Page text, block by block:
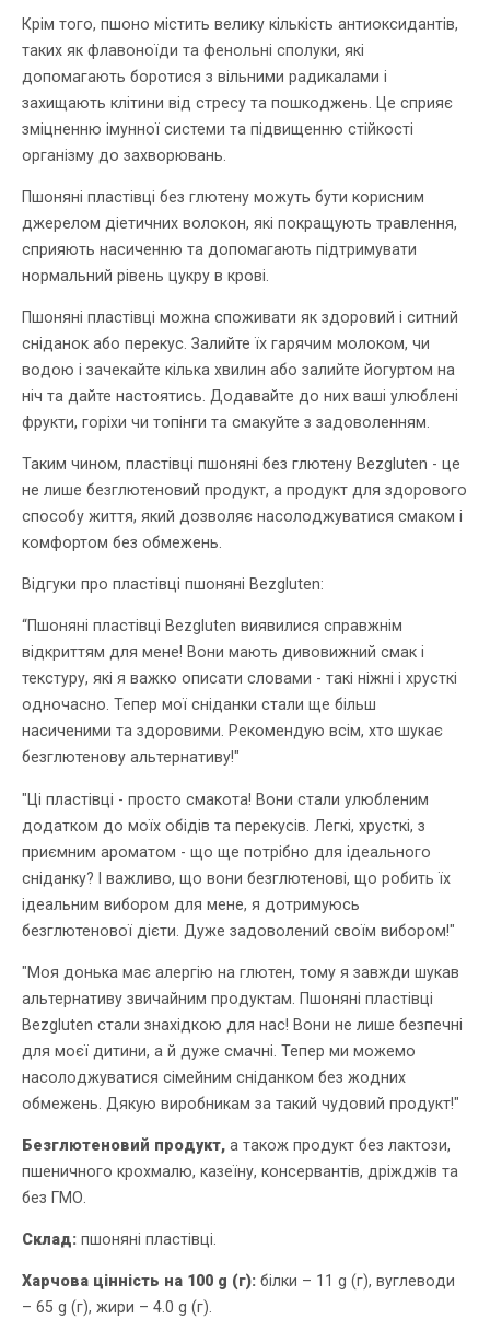
Крім того, пшоно містить велику кількість антиоксидантів,
таких як флавоноїди та фенольні сполуки, які
допомагають боротися з вільними радикалами і
захищають клітини від стресу та пошкоджень. Це сприяє
зміцненню імунної системи та підвищенню стійкості
організму до захворювань.
Пшоняні пластівці без глютену можуть бути корисним
джерелом діетичних волокон, які покращують травлення,
сприяють насиченню та допомагають підтримувати
нормальний рівень цукру в крові.
Пшоняні пластівці можна споживати як здоровий і ситний
сніданок або перекус. Залийте їх гарячим молоком, чи
водою і зачекайте кілька хвилин або залийте йогуртом на
ніч та дайте настоятись. Додавайте до них ваші улюблені
фрукти, горіхи чи топінги та смакуйте з задоволенням.
Таким чином, пластівці пшоняні без глютену Bezgluten - це
не лише безглютеновий продукт, а продукт для здорового
способу життя, який дозволяє насолоджуватися смаком і
комфортом без обмежень.
Відгуки про пластівці пшоняні Bezgluten:
“Пшоняні пластівці Bezgluten виявилися справжнім
відкриттям для мене! Вони мають дивовижний смак і
текстуру, які я важко описати словами - такі ніжні і хрусткі
одночасно. Тепер мої сніданки стали ще більш
насиченими та здоровими. Рекомендую всім, хто шукає
безглютенову альтернативу!"
"Ці пластівці - просто смакота! Вони стали улюбленим
додатком до моїх обідів та перекусів. Легкі, хрусткі, з
приємним ароматом - що ще потрібно для ідеального
сніданку? І важливо, що вони безглютенові, що робить їх
ідеальним вибором для мене, я дотримуюсь
безглютенової дієти. Дуже задоволений своїм вибором!"
"Моя донька має алергію на глютен, тому я завжди шукав
альтернативу звичайним продуктам. Пшоняні пластівці
Bezgluten стали знахідкою для нас! Вони не лише безпечні
для моєї дитини, а й дуже смачні. Тепер ми можемо
насолоджуватися сімейним сніданком без жодних
обмежень. Дякую виробникам за такий чудовий продукт!"
Безглютеновий продукт, а також продукт без лактози,
пшеничного крохмалю, казеїну, консервантів, дріжджів та
без ГМО.
Склад: пшоняні пластівці.
Харчова цінність на 100 g (г): білки – 11 g (г), вуглеводи
– 65 g (г), жири – 4.0 g (г).